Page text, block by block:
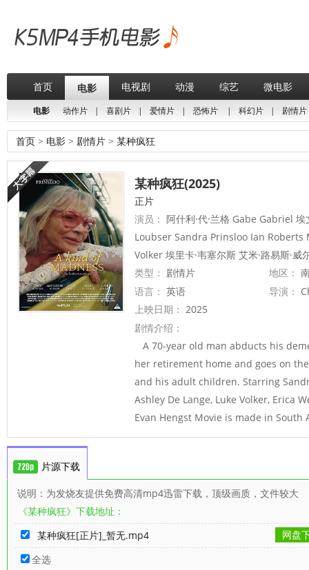
首页 电影 电视剧 动漫 综艺 微电影
电影 动作片 | 喜剧片 | 爱情片 | 恐怖片 | 科幻片 | 剧情片
首页 > 电影 > 剧情片 > 某种疯狂
某种疯狂(2025)
正片
演员： 阿什利·代·兰格 Gabe Gabriel
Loubser Sandra Prinsloo Ian Roberts
Volker 埃里卡·韦塞尔斯 艾米·路易斯·威
类型： 剧情片 地区：
语言： 英语 导演：
上映日期： 2025
剧情介绍：
A 70-year old man abducts his
her retirement home and goes on
and his adult children. Starring
Ashley De Lange, Luke Volker, Erica
Evan Hengst Movie is made in South
片源下载
说明：为发烧友提供免费高清mp4迅雷下载，顶级画质，文件较大
《某种疯狂》下载地址：
某种疯狂[正片]_暂无.mp4
网盘
全选